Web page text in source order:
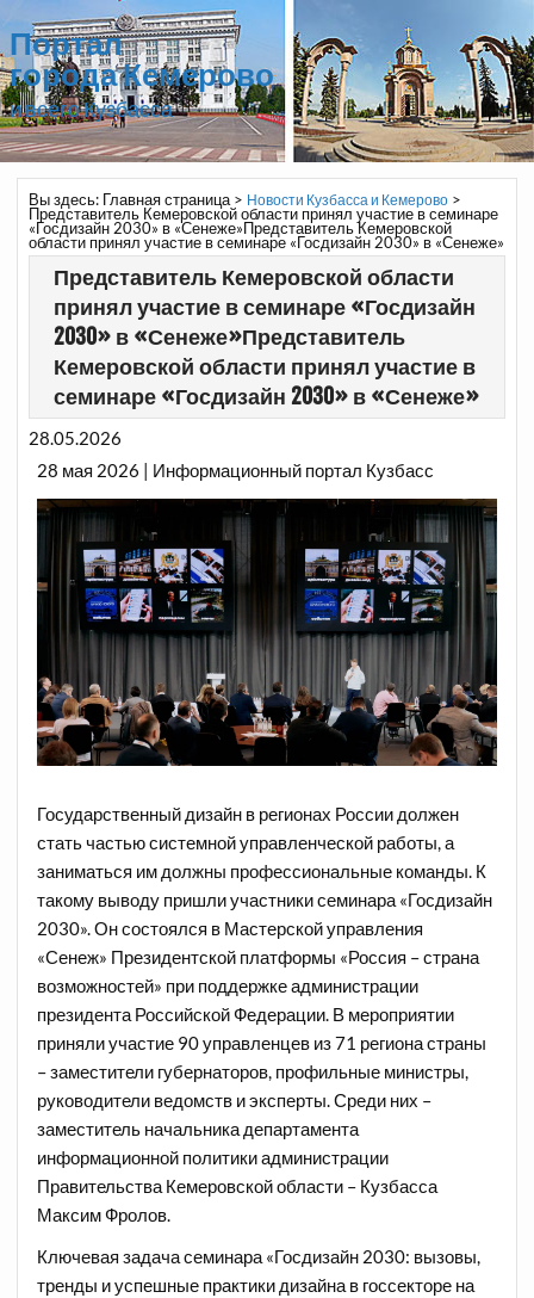
Портал
города Кемерово
и всего Кузбасса
Вы здесь: Главная страница> Новости Кузбасса и Кемерово>
Представитель Кемеровской области принял участие в семинаре
«Госдизайн 2030» в «Сенеже»Представитель Кемеровской
области принял участие в семинаре «Госдизайн 2030» в «Сенеже»
Представитель Кемеровской области
принял участие в семинаре «Госдизайн
2030» в «Сенеже»Представитель
Кемеровской области принял участие в
семинаре «Госдизайн 2030» в «Сенеже»
28.05.2026
28 мая 2026 | Информационный портал Кузбасс
Государственный дизайн в регионах России должен
стать частью системной управленческой работы, а
заниматься им должны профессиональные команды. К
такому выводу пришли участники семинара «Госдизайн
2030». Он состоялся в Мастерской управления
«Сенеж» Президентской платформы «Россия – страна
возможностей» при поддержке администрации
президента Российской Федерации. В мероприятии
приняли участие 90 управленцев из 71 региона страны
– заместители губернаторов, профильные министры,
руководители ведомств и эксперты. Среди них –
заместитель начальника департамента
информационной политики администрации
Правительства Кемеровской области – Кузбасса
Максим Фролов.
Ключевая задача семинара «Госдизайн 2030: вызовы,
тренды и успешные практики дизайна в госсекторе на